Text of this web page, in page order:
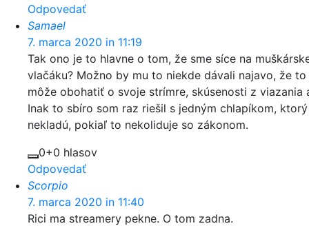
Odpovedať
Samael
7. marca 2020 in 11:19
Tak ono je to hlavne o tom, že sme síce na
vlačáku? Možno by mu to niekde dávali najavo, že
môže obohatiť o svoje strímre, skúsenosti z
Inak to sbíro som raz riešil s jedným chlapíkom,
nekladú, pokiaľ to nekoliduje so zákonom.
0+0 hlasov
Odpovedať
Scorpio
7. marca 2020 in 11:40
Rici ma streamery pekne. O tom zadna.